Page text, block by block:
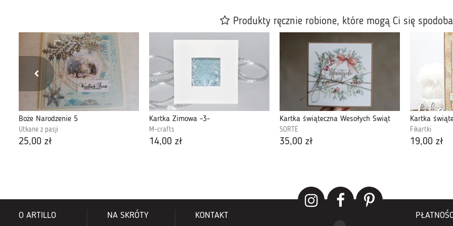
Produkty ręcznie robione, które mogą Ci się
Boże Narodzenie 5
Utkane z pasji
25,00 zł
Kartka Zimowa -3-
M-crafts
14,00 zł
Kartka świąteczna Wesołych Świąt
SORTE
35,00 zł
Kartka
Fikartki
19,00 zł
O ARTILLO NA SKRÓTY KONTAKT